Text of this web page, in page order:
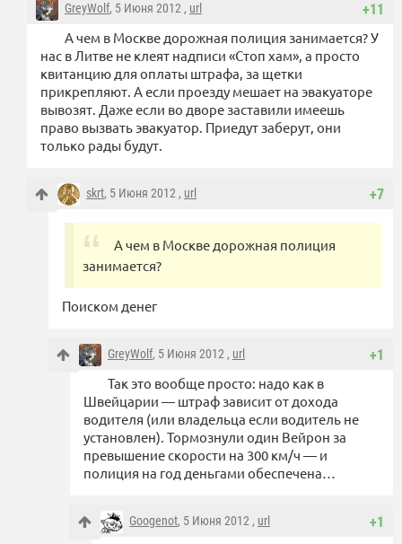
+11
GreyWolf, 5 Июня 2012 , url
А чем в Москве дорожная полиция занимается? У
нас в Литве не клеят надписи «Стоп хам», а просто
квитанцию для оплаты штрафа, за щетки
прикрепляют. А если проезду мешает на эвакуаторе
вывозят. Даже если во дворе заставили имеешь
право вызвать эвакуатор. Приедут заберут, они
только рады будут.
+7
skrt, 5 Июня 2012 , url
А чем в Москве дорожная полиция
занимается?
Поиском денег
+1
GreyWolf, 5 Июня 2012 , url
Так это вообще просто: надо как в
Швейцарии — штраф зависит от дохода
водителя (или владельца если водитель не
установлен). Тормознули один Вейрон за
превышение скорости на 300 км/ч — и
полиция на год деньгами обеспечена…
+1
Googenot, 5 Июня 2012 , url